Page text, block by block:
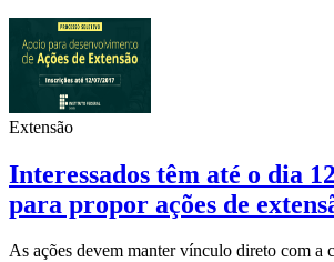
Extensão
Interessados têm até o dia
para propor ações de
As ações devem manter vínculo direto com a